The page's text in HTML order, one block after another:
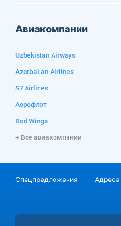
Авиакомпании
Uzbekistan Airways
Azerbaijan Airlines
S7 Airlines
Аэрофлот
Red Wings
+ Все авиакомпании
Спецпредложения Адреса